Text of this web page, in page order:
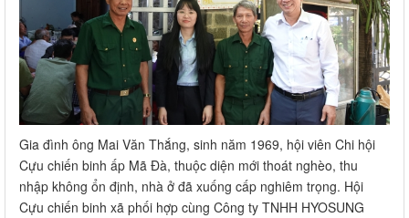
Gia đình ông Mai Văn Thắng, sinh năm 1969, hội viên Chi hội
Cựu chiến binh ấp Mã Đà, thuộc diện mới thoát nghèo, thu
nhập không ổn định, nhà ở đã xuống cấp nghiêm trọng. Hội
Cựu chiến binh xã phối hợp cùng Công ty TNHH HYOSUNG